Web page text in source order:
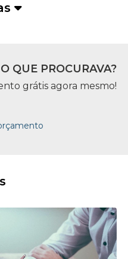
QUE PROCURAVA?
grátis agora mesmo!